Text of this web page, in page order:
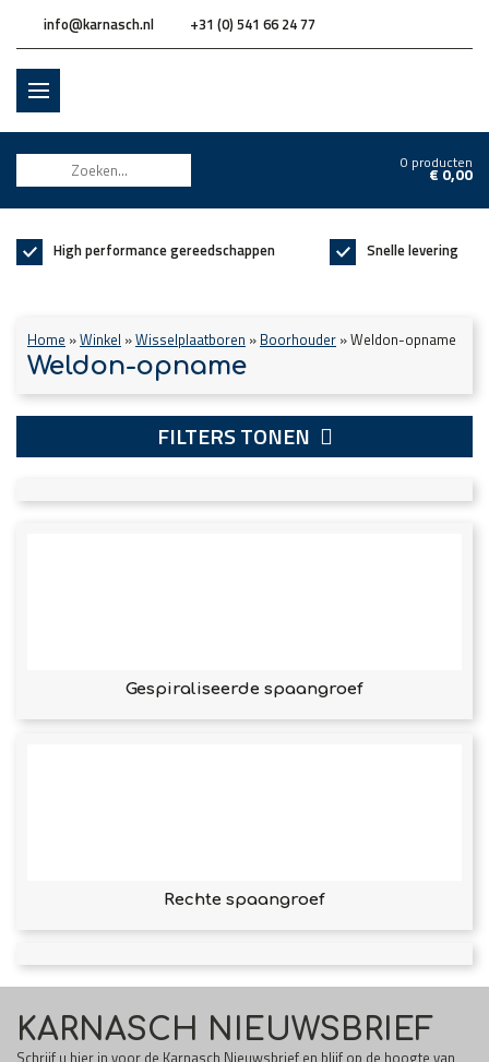
info@karnasch.nl +31 (0) 541 66 24 77
0 producten
€0,00
High performance gereedschappen Snelle levering
Home »Winkel »Wisselplaatboren » Boorhouder »Weldon-opname
Weldon-opname
FILTERS TONEN
Gespiraliseerde spaangroef
Rechte spaangroef
KARNASCH NIEUWSBRIEF